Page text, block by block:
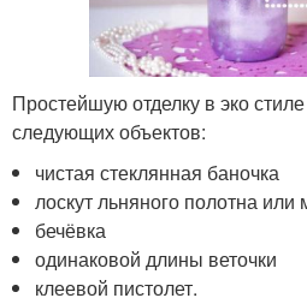
Простейшую отделку в эко
следующих объектов:
чистая стеклянная баночка
лоскут льняного полотна
бечёвка
одинаковой длины веточки
клеевой пистолет.